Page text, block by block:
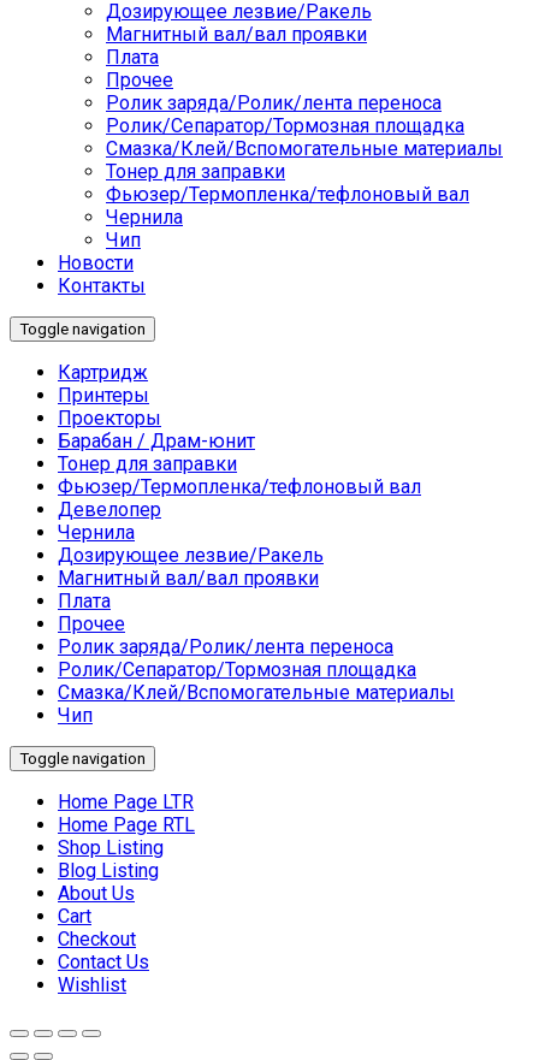
Дозирующее лезвие/Ракель
Магнитный вал/вал проявки
Плата
Прочее
Ролик заряда/Ролик/лента переноса
Ролик/Сепаратор/Тормозная площадка
Смазка/Клей/Вспомогательные материалы
Тонер для заправки
Фьюзер/Термопленка/тефлоновый вал
Чернила
Чип
Новости
Контакты
Toggle navigation
Картридж
Принтеры
Проекторы
Барабан / Драм-юнит
Тонер для заправки
Фьюзер/Термопленка/тефлоновый вал
Девелопер
Чернила
Дозирующее лезвие/Ракель
Магнитный вал/вал проявки
Плата
Прочее
Ролик заряда/Ролик/лента переноса
Ролик/Сепаратор/Тормозная площадка
Смазка/Клей/Вспомогательные материалы
Чип
Toggle navigation
Home Page LTR
Home Page RTL
Shop Listing
Blog Listing
About Us
Cart
Checkout
Contact Us
Wishlist